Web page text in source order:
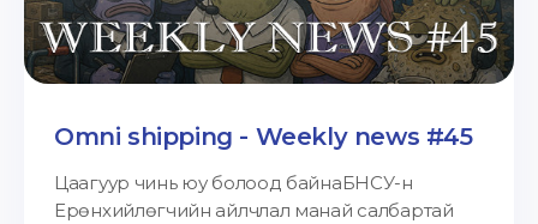
Omni shipping - Weekly news #45
Цаагуур чинь юу болоод байнаБНСУ-н
Ерөнхийлөгчийн айлчлал манай салбартай